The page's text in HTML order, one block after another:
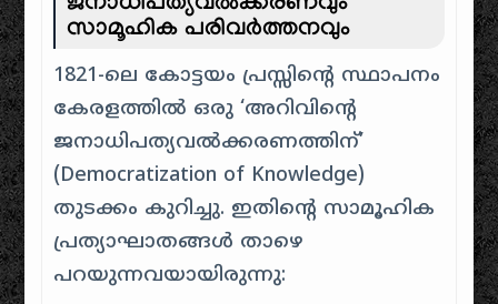
സാമൂഹിക പരിവർത്തനവും
1821-ലെ കോട്ടയം പ്രസ്സിന്റെ സ്ഥാപനം
കേരളത്തിൽ ഒരു ‘അറിവിന്റെ
ജനാധിപത്യവൽക്കരണത്തിന്’
(Democratization of Knowledge)
തുടക്കം കുറിച്ചു. ഇതിന്റെ സാമൂഹിക
പ്രത്യാഘാതങ്ങൾ താഴെ
പറയുന്നവയായിരുന്നു: